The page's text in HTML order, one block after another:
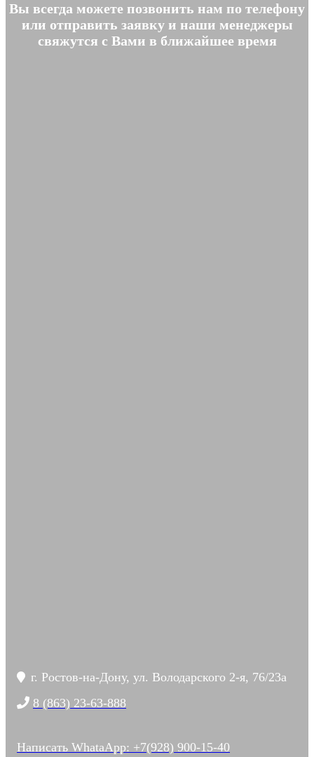
Вы всегда можете позвонить нам по телефону
или отправить заявку и наши менеджеры
свяжутся с Вами в ближайшее время
г. Ростов-на-Дону, ул. Володарского 2-я, 76/23а
8 (863) 23-63-888
Написать WhataApp: +7(928) 900-15-40